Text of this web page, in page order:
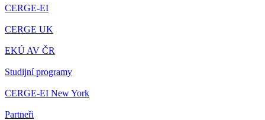
CERGE-EI
CERGE UK
EKÚ AV ČR
Studijní programy
CERGE-EI New York
Partneři